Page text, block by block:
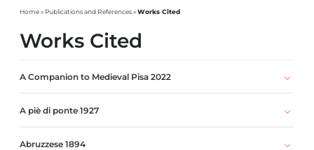
PUBLICATIONSAND REFERENCES
Home» Publications and References»Works Cited
Works Cited
A Companion to Medieval Pisa 2022
A piè di ponte 1927
Abruzzese 1894